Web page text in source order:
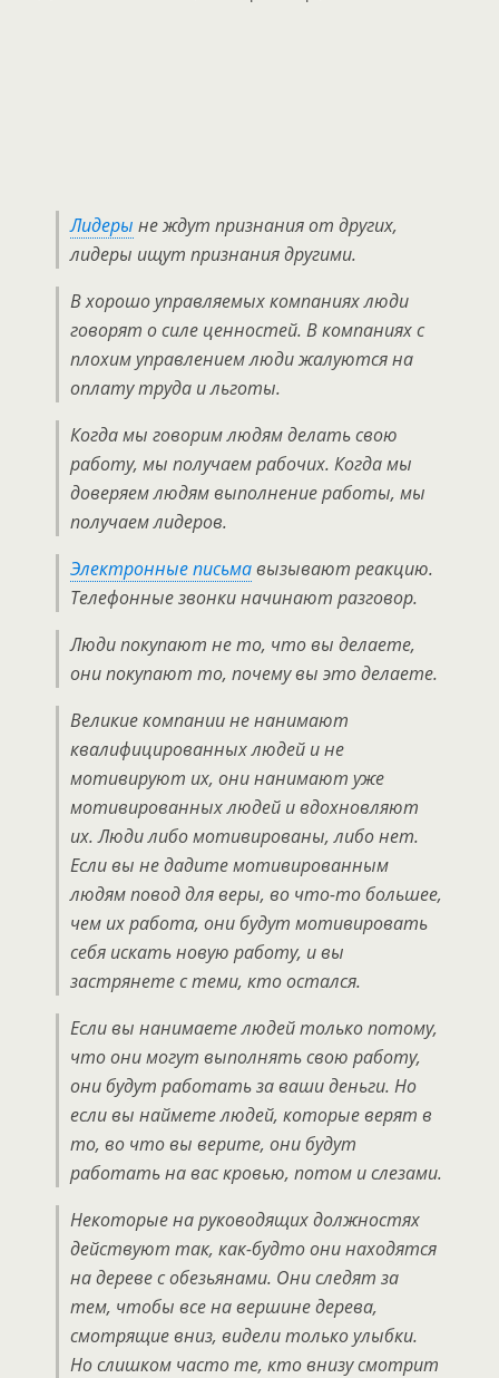
Лидеры не ждут признания от других,
лидеры ищут признания другими.
В хорошо управляемых компаниях люди
говорят о силе ценностей. В компаниях с
плохим управлением люди жалуются на
оплату труда и льготы.
Когда мы говорим людям делать свою
работу, мы получаем рабочих. Когда мы
доверяем людям выполнение работы, мы
получаем лидеров.
Электронные письмавызывают реакцию.
Телефонные звонки начинают разговор.
Люди покупают не то, что вы делаете,
они покупают то, почему вы это делаете.
Великие компании не нанимают
квалифицированных людей и не
мотивируют их, они нанимают уже
мотивированных людей и вдохновляют
их. Люди либо мотивированы, либо нет.
Если вы не дадите мотивированным
людям повод для веры, во что-то большее,
чем их работа, они будут мотивировать
себя искать новую работу, и вы
застрянете с теми, кто остался.
Если вы нанимаете людей только потому,
что они могут выполнять свою работу,
они будут работать за ваши деньги. Но
если вы наймете людей, которые верят в
то, во что вы верите, они будут
работать на вас кровью, потом и слезами.
Некоторые на руководящих должностях
действуют так, как-будто они находятся
на дереве с обезьянами. Они следят за
тем, чтобы все на вершине дерева,
смотрящие вниз, видели только улыбки.
Но слишком часто те, кто внизу смотрит